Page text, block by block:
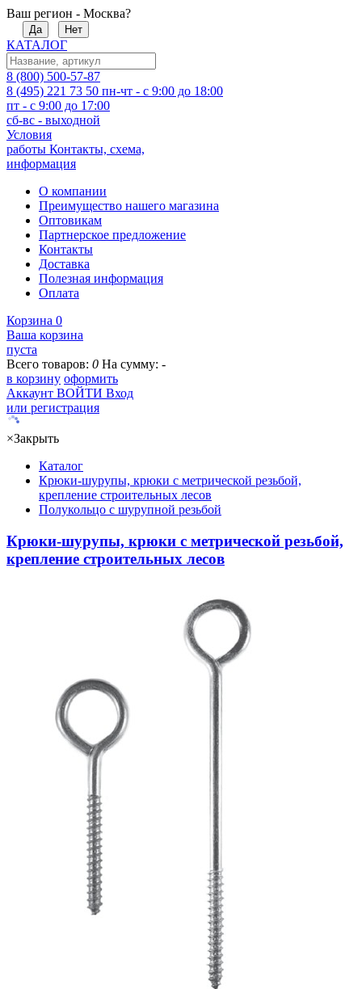
Ваш регион - Москва?
Да Нет
КАТАЛОГ
8 (800) 500-57-87
8 (495) 221 73 50 пн-чт - с 9:00 до 18:00
пт - с 9:00 до 17:00
сб-вс - выходной
Условия
работы Контакты, схема,
информация
О компании
Преимущество нашего магазина
Оптовикам
Партнерское предложение
Контакты
Доставка
Полезная информация
Оплата
Корзина 0
Ваша корзина
пуста
Всего товаров: 0 На сумму: -
в корзину оформить
Аккаунт ВОЙТИ Вход
или регистрация
×Закрыть
Каталог
Крюки-шурупы, крюки с метрической резьбой,
крепление строительных лесов
Полукольцо с шурупной резьбой
Крюки-шурупы, крюки с метрической резьбой,
крепление строительных лесов